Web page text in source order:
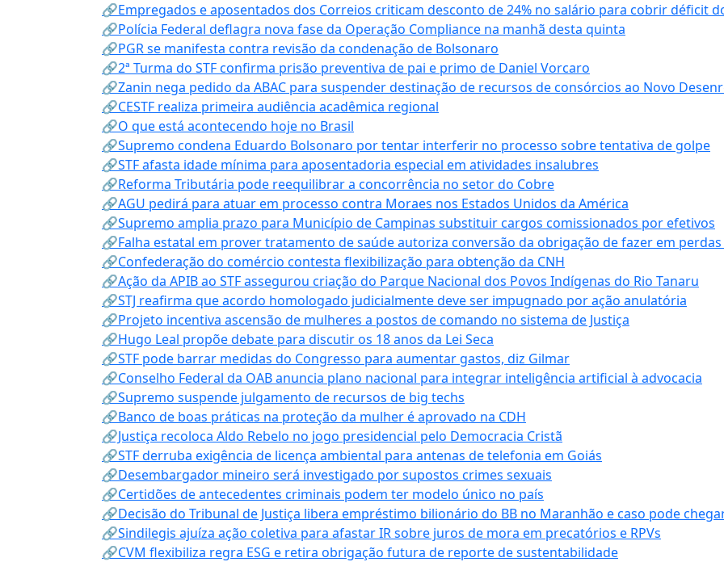
🔗Empregados e aposentados dos Correios criticam desconto de 24% no salário para cobrir déficit
🔗Polícia Federal deflagra nova fase da Operação Compliance na manhã desta quinta
🔗PGR se manifesta contra revisão da condenação de Bolsonaro
🔗2ª Turma do STF confirma prisão preventiva de pai e primo de Daniel Vorcaro
🔗Zanin nega pedido da ABAC para suspender destinação de recursos de consórcios ao Novo
🔗CESTF realiza primeira audiência acadêmica regional
🔗O que está acontecendo hoje no Brasil
🔗Supremo condena Eduardo Bolsonaro por tentar interferir no processo sobre tentativa de golpe
🔗STF afasta idade mínima para aposentadoria especial em atividades insalubres
🔗Reforma Tributária pode reequilibrar a concorrência no setor do Cobre
🔗AGU pedirá para atuar em processo contra Moraes nos Estados Unidos da América
🔗Supremo amplia prazo para Município de Campinas substituir cargos comissionados por efetivos
🔗Falha estatal em prover tratamento de saúde autoriza conversão da obrigação de fazer em perdas
🔗Confederação do comércio contesta flexibilização para obtenção da CNH
🔗Ação da APIB ao STF assegurou criação do Parque Nacional dos Povos Indígenas do Rio Tanaru
🔗STJ reafirma que acordo homologado judicialmente deve ser impugnado por ação anulatória
🔗Projeto incentiva ascensão de mulheres a postos de comando no sistema de Justiça
🔗Hugo Leal propõe debate para discutir os 18 anos da Lei Seca
🔗STF pode barrar medidas do Congresso para aumentar gastos, diz Gilmar
🔗Conselho Federal da OAB anuncia plano nacional para integrar inteligência artificial à advocacia
🔗Supremo suspende julgamento de recursos de big techs
🔗Banco de boas práticas na proteção da mulher é aprovado na CDH
🔗Justiça recoloca Aldo Rebelo no jogo presidencial pelo Democracia Cristã
🔗STF derruba exigência de licença ambiental para antenas de telefonia em Goiás
🔗Desembargador mineiro será investigado por supostos crimes sexuais
🔗Certidões de antecedentes criminais podem ter modelo único no país
🔗Decisão do Tribunal de Justiça libera empréstimo bilionário do BB no Maranhão e caso pode chegar
🔗Sindilegis ajuíza ação coletiva para afastar IR sobre juros de mora em precatórios e RPVs
🔗CVM flexibiliza regra ESG e retira obrigação futura de reporte de sustentabilidade